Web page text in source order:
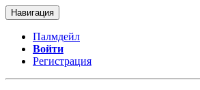
Навигация
Палмдейл
Войти
Регистрация